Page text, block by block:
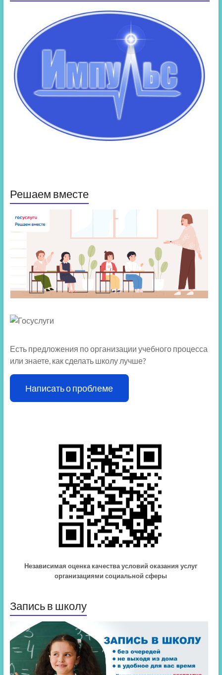
Решаем вместе
Есть предложения по организации учебного процесса
или знаете, как сделать школу лучше?
Написать о проблеме
Независимая оценка качества условий оказания услуг
организациями социальной сферы
Запись в школу